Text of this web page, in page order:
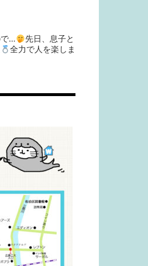
で…
⁡⁡先日、息子と
⁡⁡⁡全力で人を楽しま